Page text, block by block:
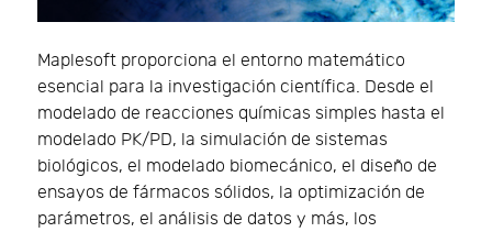
Maplesoft proporciona el entorno matemático
esencial para la investigación científica. Desde el
modelado de reacciones químicas simples hasta el
modelado PK/PD, la simulación de sistemas
biológicos, el modelado biomecánico, el diseño de
ensayos de fármacos sólidos, la optimización de
parámetros, el análisis de datos y más, los